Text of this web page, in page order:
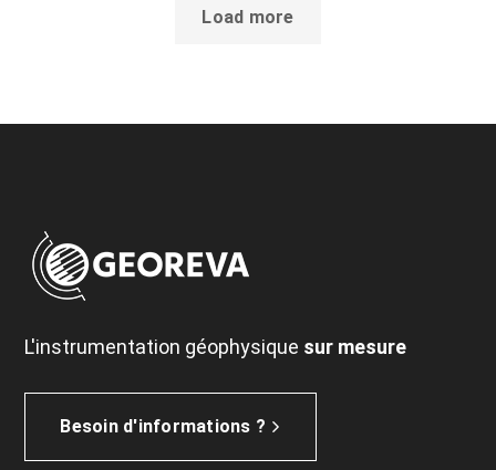
Load more
L'instrumentation géophysique sur mesure
Besoin d'informations ?